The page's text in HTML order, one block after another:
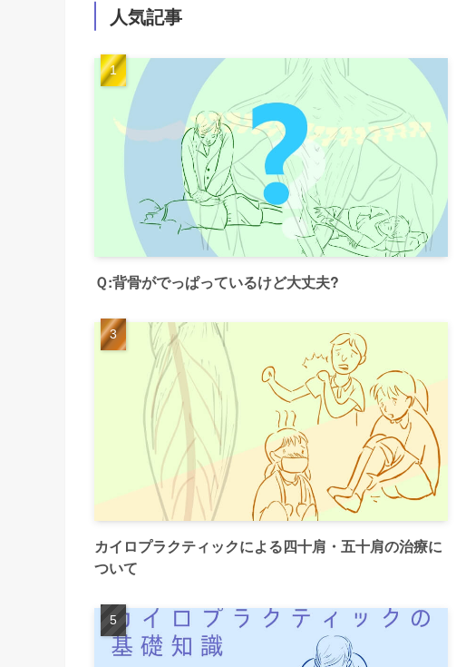
人気記事
Ｑ:背骨がでっぱっているけど大丈夫?
カイロプラクティックによる四十肩・五十肩の治療に
ついて